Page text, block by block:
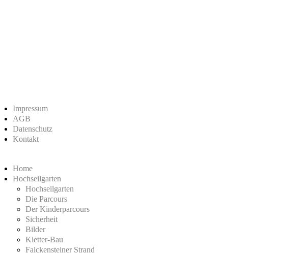
Impressum
AGB
Datenschutz
Kontakt
Home
Hochseilgarten
Hochseilgarten
Die Parcours
Der Kinderparcours
Sicherheit
Bilder
Kletter-Bau
Falckensteiner Strand